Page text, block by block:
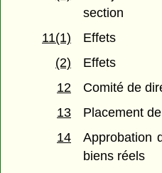
section
11(1)
Effets
(2)
Effets
12
Comité de
13
Placement
14
Approbation
biens réels